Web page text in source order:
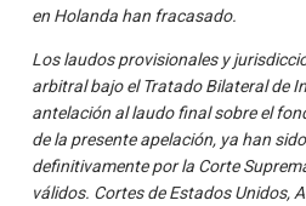
en Holanda han fracasado.
Los laudos provisionales y
arbitral bajo el Tratado Bilateral de
antelación al laudo final sobre el
de la presente apelación, ya han
definitivamente por la Corte
válidos. Cortes de Estados Unidos,